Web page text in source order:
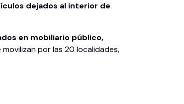
dejados al interior de
en mobiliario público,
por las 20 localidades,